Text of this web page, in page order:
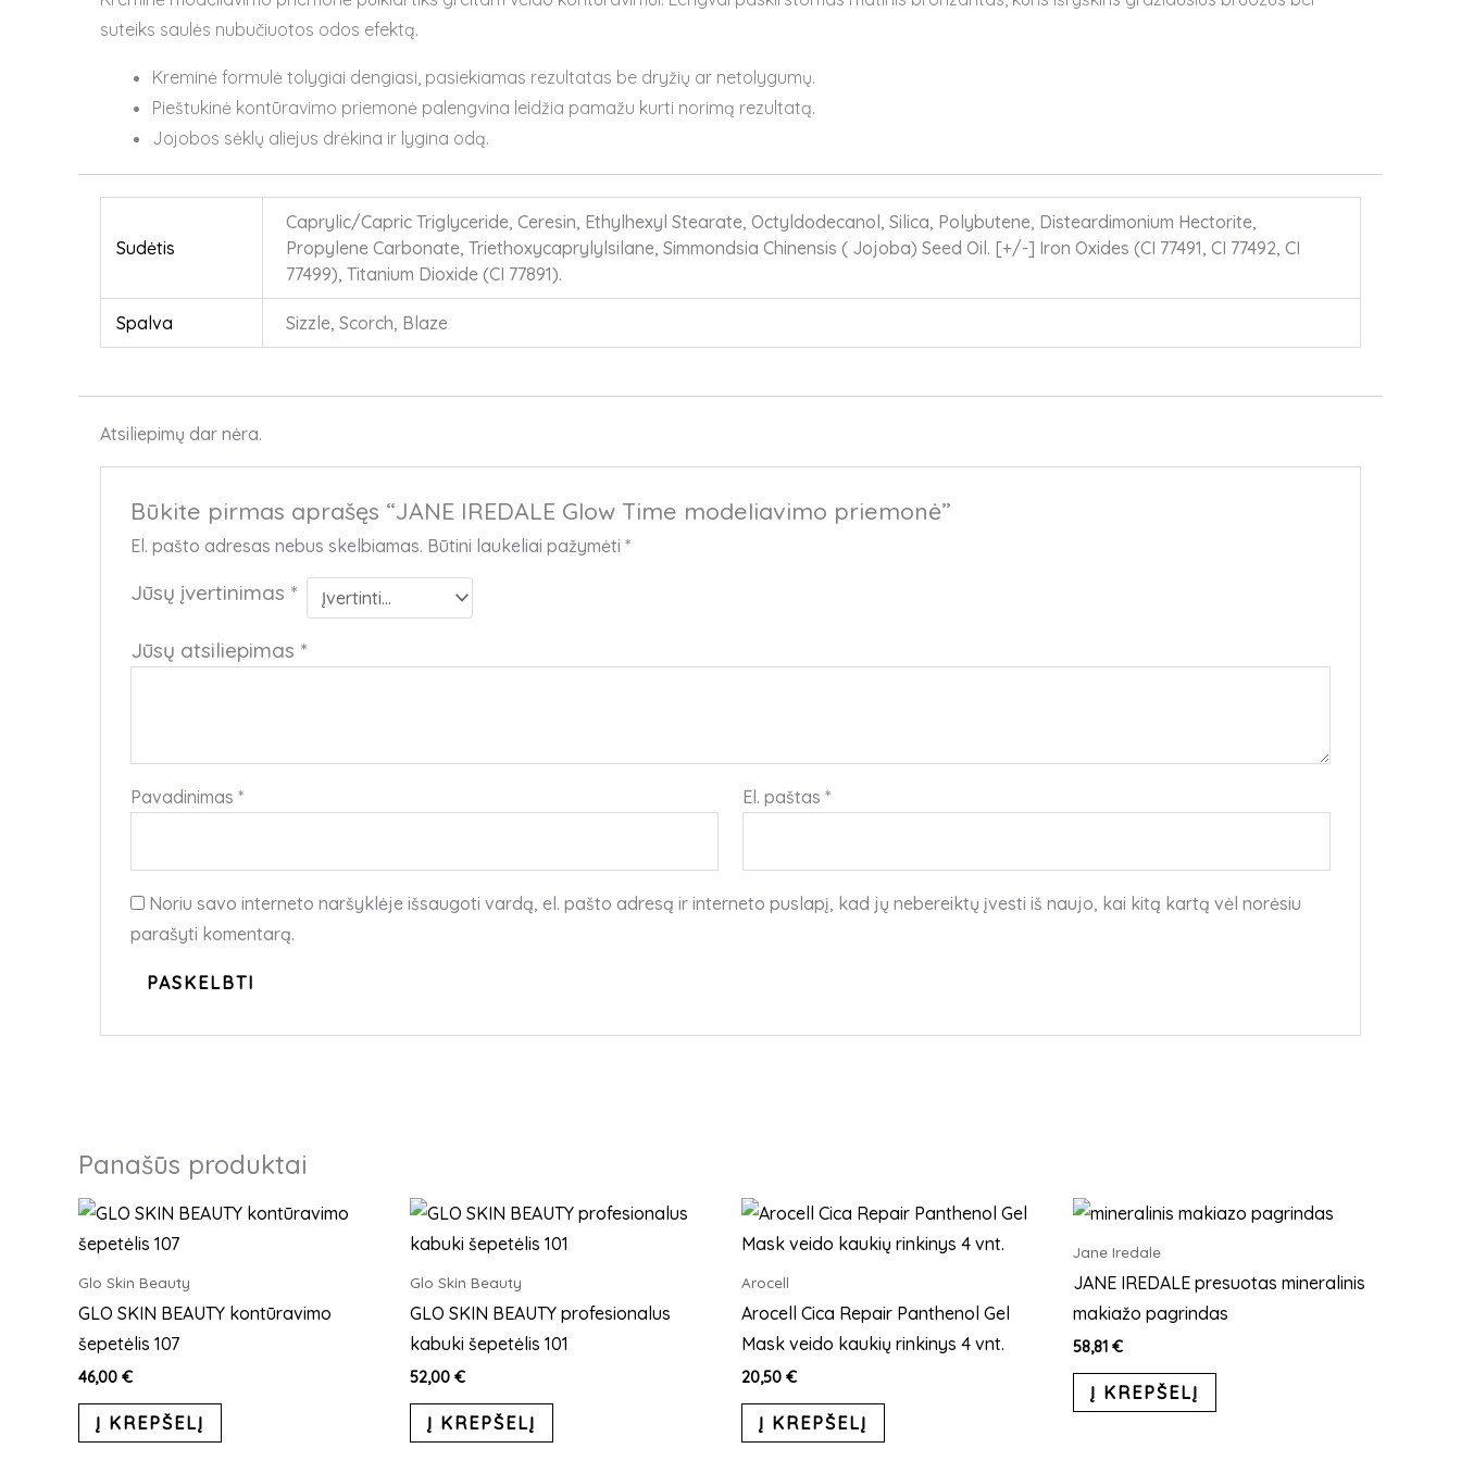
suteiks saulės nubučiuotos odos efektą.
Kreminė formulė tolygiai dengiasi, pasiekiamas rezultatas be dryžių ar netolygumų.
Pieštukinė kontūravimo priemonė palengvina leidžia pamažu kurti norimą rezultatą.
Jojobos sėklų aliejus drėkina ir lygina odą.
Sudėtis
Caprylic/Capric Triglyceride, Ceresin, Ethylhexyl Stearate, Octyldodecanol, Silica, Polybutene, Disteardimonium Hectorite,
Propylene Carbonate, Triethoxycaprylylsilane, Simmondsia Chinensis ( Jojoba) Seed Oil. [+/-] Iron Oxides (CI 77491, CI 77492, CI
77499), Titanium Dioxide (CI 77891).
Spalva Sizzle, Scorch, Blaze
Atsiliepimų dar nėra.
Būkite pirmas aprašęs “JANE IREDALE Glow Time modeliavimo priemonė”
El. pašto adresas nebus skelbiamas. Būtini laukeliai pažymėti *
Jūsų įvertinimas *
Jūsų atsiliepimas *
Pavadinimas * El. paštas*
Noriu savo interneto naršyklėje išsaugoti vardą, el. pašto adresą ir interneto puslapį, kad jų nebereiktų įvesti iš naujo, kai kitą kartą vėl norėsiu
parašyti komentarą.
Panašūs produktai
Glo Skin Beauty
GLO SKIN BEAUTY kontūravimo
šepetėlis 107
46,00 €
Į KREPŠELĮ
Glo Skin Beauty
GLO SKIN BEAUTY profesionalus
kabuki šepetėlis 101
52,00 €
Į KREPŠELĮ
Arocell
Arocell Cica Repair Panthenol Gel
Mask veido kaukių rinkinys 4 vnt.
20,50 €
Į KREPŠELĮ
Jane Iredale
JANE IREDALE presuotas mineralinis
makiažo pagrindas
58,81 €
Į KREPŠELĮ
This